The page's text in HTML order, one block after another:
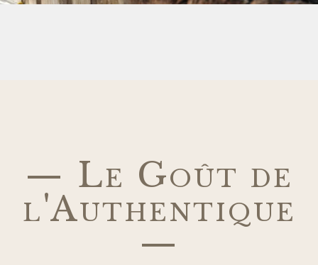
— Le Goût de
l'Authentique
—